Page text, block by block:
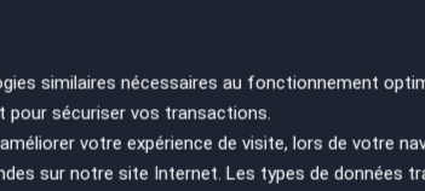
2012
89564 km
Montélimar - 26740
similaires nécessaires au fonctionnement
pour sécuriser vos transactions.
votre expérience de visite, lors de votre
sur notre site Internet. Les types de données